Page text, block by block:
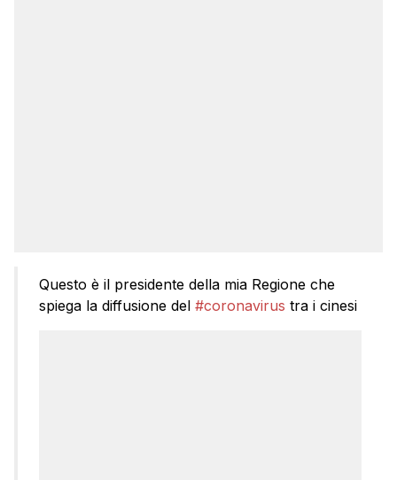
Questo è il presidente della mia Regione che
spiega la diffusione del #coronavirus tra i cinesi